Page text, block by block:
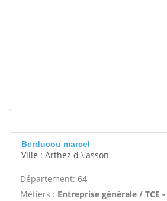
Berducou marcel
Ville : Arthez d \'asson
Département: 64
Métiers : Entreprise générale / TCE